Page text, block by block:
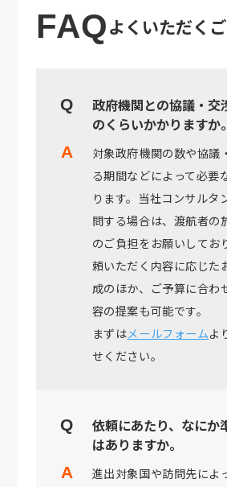
FAQよくいただく
政府機関との協議・交
のくらいかかりますか。
対象政府機関の数や協議
る期間などによって必要
ります。当社コンサルタ
問する場合は、渡航者の
のご負担をお願いしてお
頼いただく内容に応じた
成のほか、ご予算に合わ
容の提案も可能です。
まずはメールフォームよ
せください。
依頼にあたり、なにか
はありますか。
進出対象国や訪問先によ